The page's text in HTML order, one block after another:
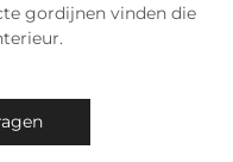
gordijnen vinden die